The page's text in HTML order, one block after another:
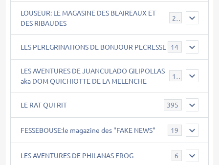
LOUSEUR: LE MAGASINE DES BLAIREAUX ET
DES RIBAUDES
21
LES PEREGRINATIONS DE BONJOUR PECRESSE 14
LES AVENTURES DE JUANCULADO GILIPOLLAS
aka DOM QUICHIOTTE DE LA MELENCHE
119
LE RAT QUI RIT 395
FESSEBOUSE:le magazine des "FAKE NEWS" 19
LES AVENTURES DE PHILANAS FROG 6